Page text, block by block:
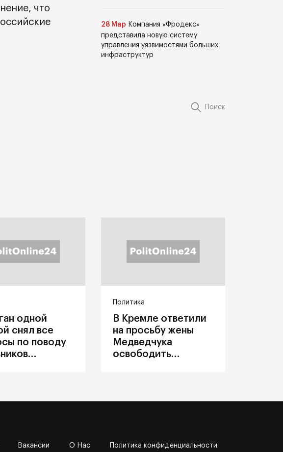
что
28 Мар Компания «Фродекс»
представила новую систему
управления уязвимостями больших
инфраструктур
Поиск
одной
снял все
по поводу
Политика
В Кремле ответили
на просьбу жены
Медведчука
освободить
Вакансии О Нас Политика конфиденциальности